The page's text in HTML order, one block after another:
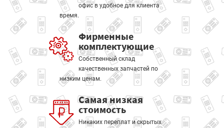
офис в удобное для клиента
время.
Фирменные
комплектующие
Собственный склад
качественных запчастей по
низким ценам.
Самая низкая
стоимость
Никаких переплат и скрытых